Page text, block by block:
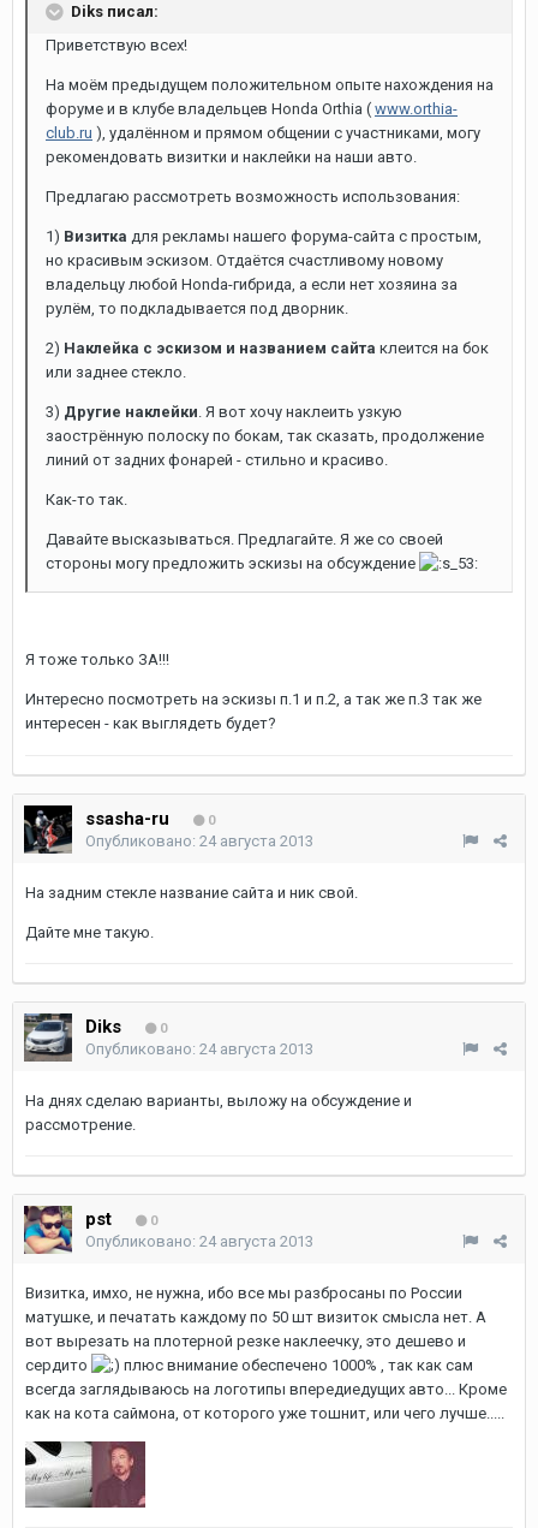
Diks писал:
Приветствую всех!
На моём предыдущем положительном опыте нахождения на
форуме и в клубе владельцев Honda Orthia ( www.orthia-
club.ru ), удалённом и прямом общении с участниками, могу
рекомендовать визитки и наклейки на наши авто.
Предлагаю рассмотреть возможность использования:
1) Визитка для рекламы нашего форума-сайта с простым,
но красивым эскизом. Отдаётся счастливому новому
владельцу любой Honda-гибрида, а если нет хозяина за
рулём, то подкладывается под дворник.
2) Наклейка с эскизом и названием сайта клеится на бок
или заднее стекло.
3) Другие наклейки . Я вот хочу наклеить узкую
заострённую полоску по бокам, так сказать, продолжение
линий от задних фонарей - стильно и красиво.
Как-то так.
Давайте высказываться. Предлагайте. Я же со своей
стороны могу предложить эскизы на обсуждение
Я тоже только ЗА!!!
Интересно посмотреть на эскизы п.1 и п.2, а так же п.3 так же
интересен - как выглядеть будет?
ssasha-ru 0
Опубликовано: 24 августа 2013
На задним стекле название сайта и ник свой.
Дайте мне такую.
Diks 0
Опубликовано: 24 августа 2013
На днях сделаю варианты, выложу на обсуждение и
рассмотрение.
pst 0
Опубликовано: 24 августа 2013
Визитка, имхо, не нужна, ибо все мы разбросаны по России
матушке, и печатать каждому по 50 шт визиток смысла нет. А
вот вырезать на плотерной резке наклеечку, это дешево и
сердито
плюс внимание обеспечено 1000% , так как сам
всегда заглядываюсь на логотипы впередиедущих авто... Кроме
как на кота саймона, от которого уже тошнит, или чего лучше.....